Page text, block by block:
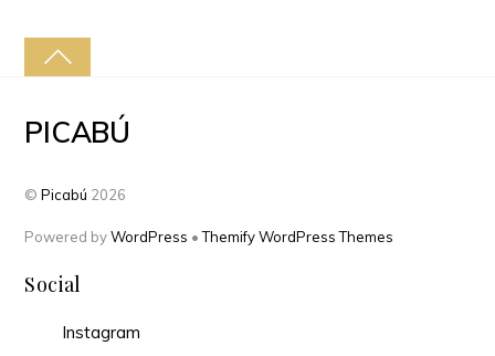
PICABÚ
©Picabú 2026
Powered byWordPress •Themify WordPress Themes
Social
Instagram